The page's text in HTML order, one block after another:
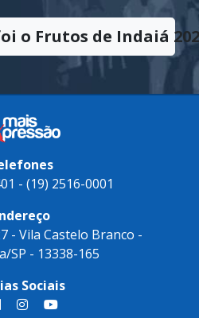
e vitória. Uma
contínuo e coletivo
à excelência.
- (19) 2516-0001
- Vila Castelo Branco -